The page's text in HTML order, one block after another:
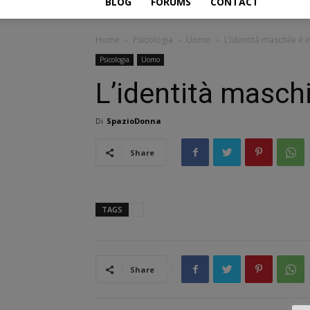
Home Psicologia Uomo L’identità maschile è
Psicologia Uomo
L’identità
Di SpazioDonna
Share
TAGS
Share